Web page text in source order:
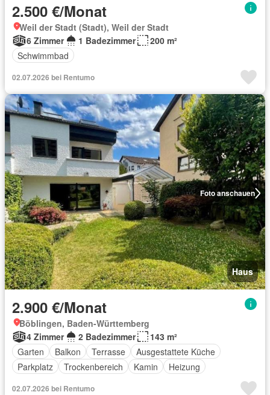
2.500 €/Monat
Weil der Stadt (Stadt), Weil der Stadt
6 Zimmer
1 Badezimmer
200 m²
Schwimmbad
02.07.2026 bei Rentumo
Foto anschauen
Haus
2.900 €/Monat
Böblingen, Baden-Württemberg
4 Zimmer
2 Badezimmer
143 m²
Garten
Balkon Terrasse
Ausgestattete Küche
Parkplatz
Trockenbereich Kamin Heizung
02.07.2026 bei Rentumo